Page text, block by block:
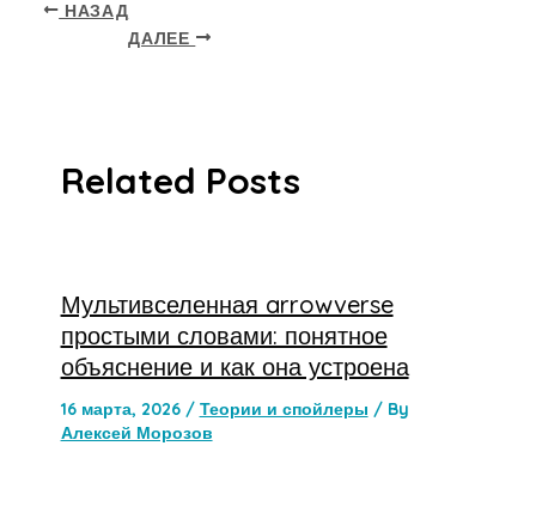
НАЗАД
ДАЛЕЕ
Related Posts
Мультивселенная arrowverse
простыми словами: понятное
объяснение и как она устроена
16 марта, 2026 / Теории и спойлеры / By
Алексей Морозов